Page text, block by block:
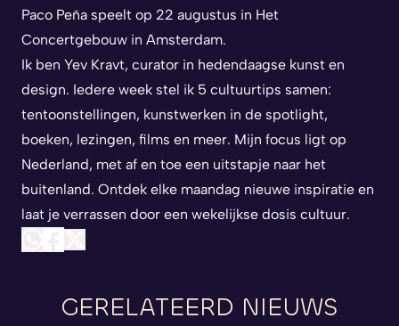
Paco Peña speelt op 22 augustus in Het
Concertgebouw in Amsterdam.
Ik ben Yev Kravt, curator in hedendaagse kunst en
design. Iedere week stel ik 5 cultuurtips samen:
tentoonstellingen, kunstwerken in de spotlight,
boeken, lezingen, films en meer. Mijn focus ligt op
Nederland, met af en toe een uitstapje naar het
buitenland. Ontdek elke maandag nieuwe inspiratie en
laat je verrassen door een wekelijkse dosis cultuur.
GERELATEERD NIEUWS